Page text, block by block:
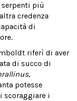
serpenti più
credenza
di
riferì di aver
di succo di
,
potesse
scoraggiare i